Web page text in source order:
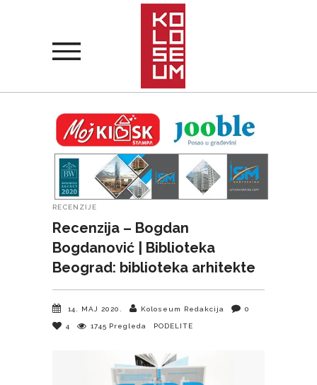
RECENZIJE
Recenzija – Bogdan
Bogdanović | Biblioteka
Beograd: biblioteka arhitekte
14. MAJ 2020. Koloseum Redakcija 0
4 1745 Pregleda PODELITE